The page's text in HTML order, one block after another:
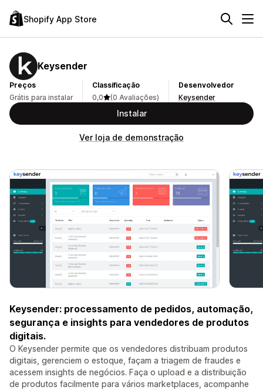
Shopify App Store
Keysender
Preços
Grátis para instalar
Classificação
0,0
(0 Avaliações)
Desenvolvedor
Keysender
Instalar
Ver loja de demonstração
Keysender: processamento de pedidos, automação,
segurança e insights para vendedores de produtos
digitais.
O Keysender permite que os vendedores distribuam produtos
digitais, gerenciem o estoque, façam a triagem de fraudes e
acessem insights de negócios. Faça o upload e a distribuição
de produtos facilmente para vários marketplaces, acompanhe